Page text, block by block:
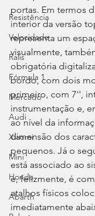
Resistência
Velocidade
Ralis
Fórmula 1
Mercado
Audi
Xiaomi
Mini
Honda
Abarth
portas. Em termos
interior da versão
representa um
visualmente,
obrigatória
bordo, com dois
primeiro, com 7'',
instrumentação e,
ao nível da
dimensão dos
pequenos. Já o
está associado ao
e, felizmente, é
atalhos físicos
imediatamente